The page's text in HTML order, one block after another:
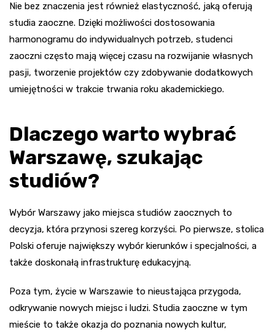
Nie bez znaczenia jest również elastyczność, jaką oferują
studia zaoczne. Dzięki możliwości dostosowania
harmonogramu do indywidualnych potrzeb, studenci
zaoczni często mają więcej czasu na rozwijanie własnych
pasji, tworzenie projektów czy zdobywanie dodatkowych
umiejętności w trakcie trwania roku akademickiego.
Dlaczego warto wybrać
Warszawę, szukając
studiów?
Wybór Warszawy jako miejsca studiów zaocznych to
decyzja, która przynosi szereg korzyści. Po pierwsze, stolica
Polski oferuje największy wybór kierunków i specjalności, a
także doskonałą infrastrukturę edukacyjną.
Poza tym, życie w Warszawie to nieustająca przygoda,
odkrywanie nowych miejsc i ludzi. Studia zaoczne w tym
mieście to także okazja do poznania nowych kultur,